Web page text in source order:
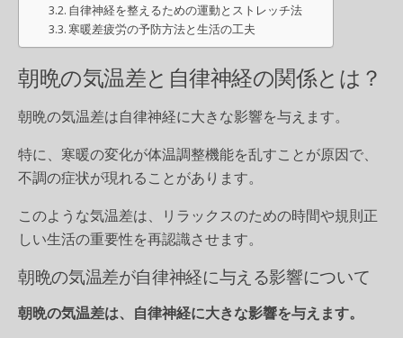
自律神経を整えるための運動とストレッチ法
寒暖差疲労の予防方法と生活の工夫
朝晩の気温差と自律神経の関係とは？
朝晩の気温差は自律神経に大きな影響を与えます。
特に、寒暖の変化が体温調整機能を乱すことが原因で、
不調の症状が現れることがあります。
このような気温差は、リラックスのための時間や規則正
しい生活の重要性を再認識させます。
朝晩の気温差が自律神経に与える影響について
朝晩の気温差は、自律神経に大きな影響を与えます。